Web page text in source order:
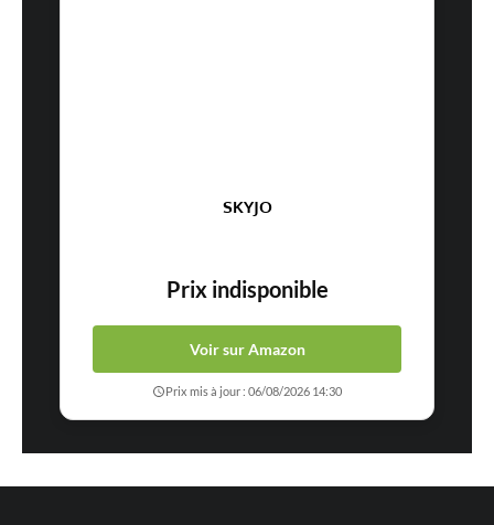
SKYJO
Prix indisponible
Voir sur Amazon
Prix mis à jour : 06/08/2026 14:30